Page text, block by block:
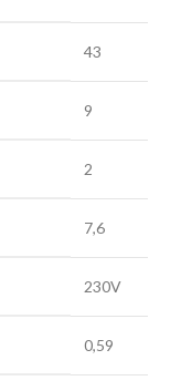
43
9
2
7,6
230V
0,59